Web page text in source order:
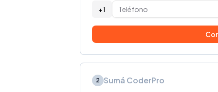
+1
2 Sumá CoderPro